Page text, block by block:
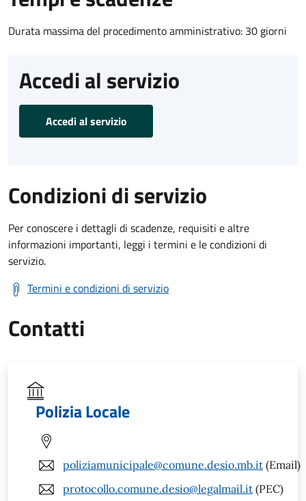
Durata massima del procedimento amministrativo: 30 giorni
Accedi al servizio
Accedi al servizio
Condizioni di servizio
Per conoscere i dettagli di scadenze, requisiti e altre
informazioni importanti, leggi i termini e le condizioni di
servizio.
Termini e condizioni di servizio
Contatti
Polizia Locale
poliziamunicipale@comune.desio.mb.it (Email)
protocollo.comune.desio@legalmail.it (PEC)